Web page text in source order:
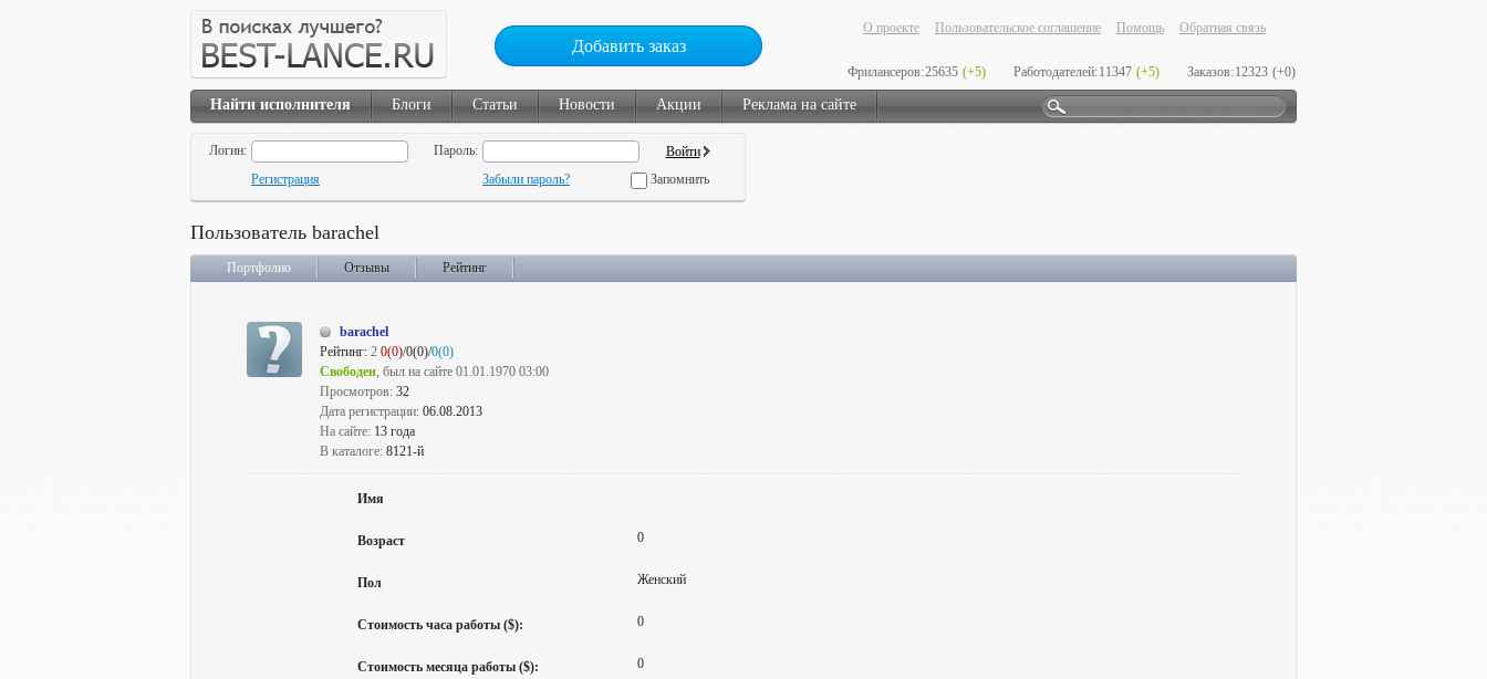
Добавить заказ
О проекте Пользовательское соглашение Помощь Обратная связь
Фрилансеров:25635 (+5) Работодателей:11347 (+5) Заказов:12323 (+0)
Найти исполнителя Блоги Статьи Новости Акции Реклама на сайте
Логин:
Пароль:
Регистрация
Забыли пароль? Запомнить
Пользователь barachel
Портфолио Отзывы Рейтинг
barachel
Рейтинг: 2 0(0)/0(0)/0(0)
Свободен, был на сайте 01.01.1970 03:00
Просмотров: 32
Дата регистрации: 06.08.2013
На сайте: 13 года
В каталоге: 8121-й
Имя
Возраст 0
Пол Женский
Стоимость часа работы ($): 0
Стоимость месяца работы ($): 0